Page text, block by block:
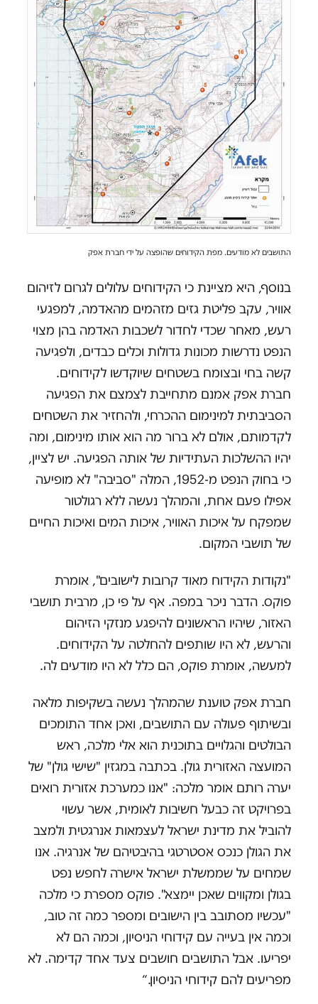
התושבים לא מודעים. מפת הקידוחים שהופצה על ידי חברת אפק
בנוסף, היא מציינת כי הקידוחים עלולים לגרום לזיהום
אוויר, עקב פליטת גזים מזהמים מהאדמה, למפגעי
רעש, מאחר שכדי לחדור לשכבות האדמה בהן מצוי
הנפט נדרשות מכונות גדולות וכלים כבדים, ולפגיעה
קשה בחי ובצומח בשטחים שיוקדשו לקידוחים.
חברת אפק אמנם מתחייבת לצמצם את הפגיעה
הסביבתית למינימום ההכרחי, ולהחזיר את השטחים
לקדמותם, אולם לא ברור מה הוא אותו מינימום, ומה
יהיו ההשלכות העתידיות של אותה הפגיעה. יש לציין,
כי בחוק הנפט מ-1952, המלה "סביבה" לא מופיעה
אפילו פעם אחת, והמהלך נעשה ללא רגולטור
שמפקח על איכות האוויר, איכות המים ואיכות החיים
של תושבי המקום.
"נקודות הקידוח מאוד קרובות לישובים", אומרת
פוקס. הדבר ניכר במפה. אף על פי כן, מרבית תושבי
האזור, שיהיו הראשונים להיפגע מנזקי הזיהום
והרעש, לא היו שותפים להחלטה על הקידוחים.
למעשה, אומרת פוקס, הם כלל לא היו מודעים לה.
חברת אפק טוענת שהמהלך נעשה בשקיפות מלאה
ובשיתוף פעולה עם התושבים, ואכן אחד התומכים
הבולטים והגלויים בתוכנית הוא אלי מלכה, ראש
המועצה האזורית גולן. בכתבה במגזין "שישי גולן" של
יערה רותם אומר מלכה: "אנו כמערכת אזורית רואים
בפרויקט זה כבעל חשיבות לאומית, אשר עשוי
להוביל את מדינת ישראל לעצמאות אנרגטית ולמצב
את הגולן כנכס אסטרטגי בהיבטיהם של אנרגיה. אנו
שמחים על שממשלת ישראל אישרה לחפש נפט
בגולן ומקווים שאכן יימצא". פוקס מספרת כי מלכה
"עכשיו מסתובב בין הישובים ומספר כמה זה טוב,
וכמה אין בעייה עם קידוחי הניסיון, וכמה הם לא
יפריעו. אבל התושבים חושבים צעד אחד קדימה. לא
מפריעים להם קידוחי הניסיון.“